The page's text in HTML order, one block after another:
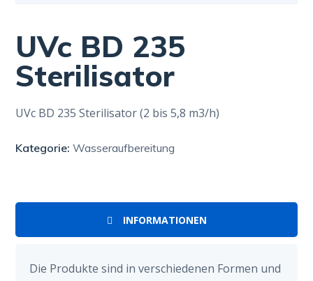
UVc BD 235
Sterilisator
UVc BD 235 Sterilisator (2 bis 5,8 m3/h)
Kategorie:Wasseraufbereitung
INFORMATIONEN
Die Produkte sind in verschiedenen Formen und